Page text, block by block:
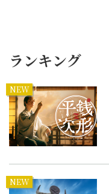
ランキング
NEW
NEW